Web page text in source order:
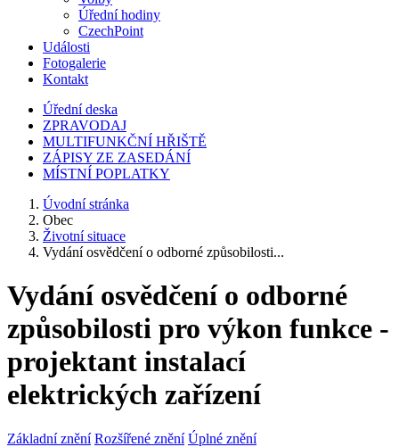
Úřední hodiny
CzechPoint
Události
Fotogalerie
Kontakt
Úřední deska
ZPRAVODAJ
MULTIFUNKČNÍ HŘIŠTĚ
ZÁPISY ZE ZASEDÁNÍ
MÍSTNÍ POPLATKY
Úvodní stránka
Obec
Životní situace
Vydání osvědčení o odborné způsobilosti...
Vydání osvědčení o odborné
způsobilosti pro výkon funkce -
projektant instalací
elektrických zařízení
Základní znění Rozšířené znění Úplné znění